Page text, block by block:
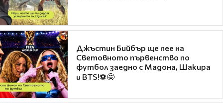
Джъстин Бийбър ще пее на
Световното първенство по
футбол заедно с Мадона, Шакира
и BTS!⚽🤩